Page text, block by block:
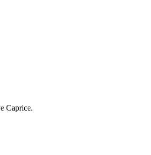
Caprice.